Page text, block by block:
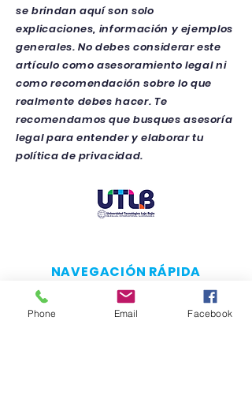
se brindan aquí son solo
explicaciones, información y ejemplos
generales. No debes considerar este
artículo como asesoramiento legal ni
como recomendación sobre lo que
realmente debes hacer. Te
recomendamos que busques asesoría
legal para entender y elaborar tu
política de privacidad.
NAVEGACIÓN RÁPIDA
Acerca de
Phone Email Facebook